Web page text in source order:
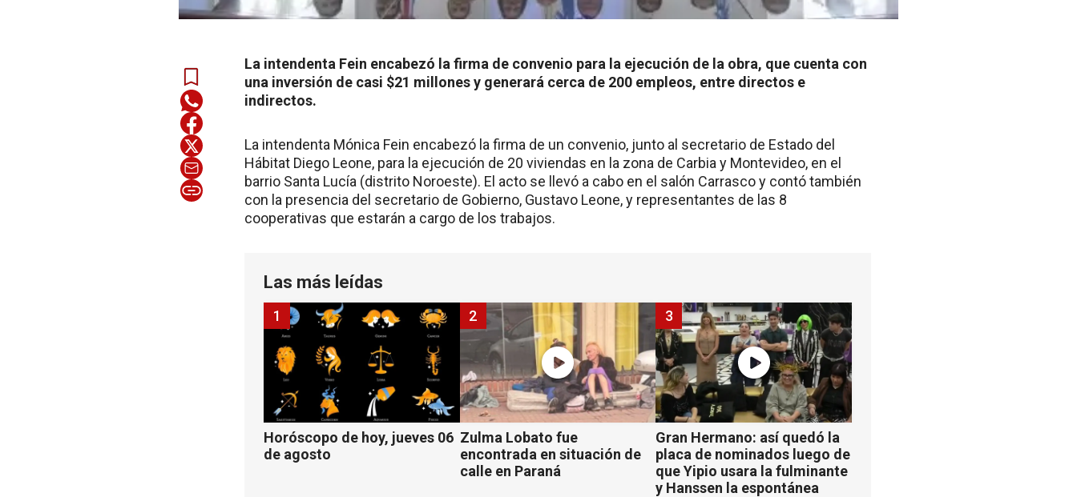
La intendenta Fein encabezó la firma de convenio para la ejecución de la obra, que cuenta con
una inversión de casi $21 millones y generará cerca de 200 empleos, entre directos e
indirectos.
La intendenta Mónica Fein encabezó la firma de un convenio, junto al secretario de Estado del
Hábitat Diego Leone, para la ejecución de 20 viviendas en la zona de Carbia y Montevideo, en el
barrio Santa Lucía (distrito Noroeste). El acto se llevó a cabo en el salón Carrasco y contó también
con la presencia del secretario de Gobierno, Gustavo Leone, y representantes de las 8
cooperativas que estarán a cargo de los trabajos.
Las más leídas
Horóscopo de hoy, jueves 06
de agosto
1
Zulma Lobato fue
encontrada en situación de
calle en Paraná
2
Gran Hermano: así quedó la
placa de nominados luego de
que Yipio usara la fulminante
y Hanssen la espontánea
3